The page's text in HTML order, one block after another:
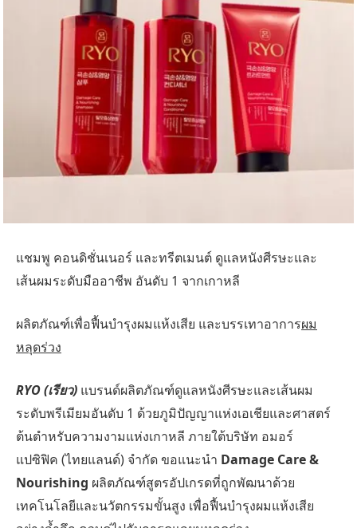
แชมพู คอนดิชั่นเนอร์ และทรีตเมนต์ ดูแลหนังศีรษะและ
เส้นผมระดับมืออาชีพ อันดับ 1 จากเกาหลี
ผลิตภัณฑ์เพื่อฟื้นบำรุงผมแห้งเสีย และบรรเทาอาการผม
หลุดร่วง
RYO (เรียว) แบรนด์ผลิตภัณฑ์ดูแลหนังศีรษะและเส้นผม
ระดับพรีเมียมอันดับ 1 ด้วยภูมิปัญญาแห่งเอเชียและศาสตร์
ต้นตำหรับความงามแห่งเกาหลี ภายใต้บริษัท อมอร์
แปซิฟิค (ไทยแลนด์) จำกัด ขอแนะนำ Damage Care &
Nourishing ผลิตภัณฑ์สูตรอัปเกรดที่ถูกพัฒนาด้วย
เทคโนโลยีและนวัตกรรมขั้นสูง เพื่อฟื้นบำรุงผมแห้งเสีย